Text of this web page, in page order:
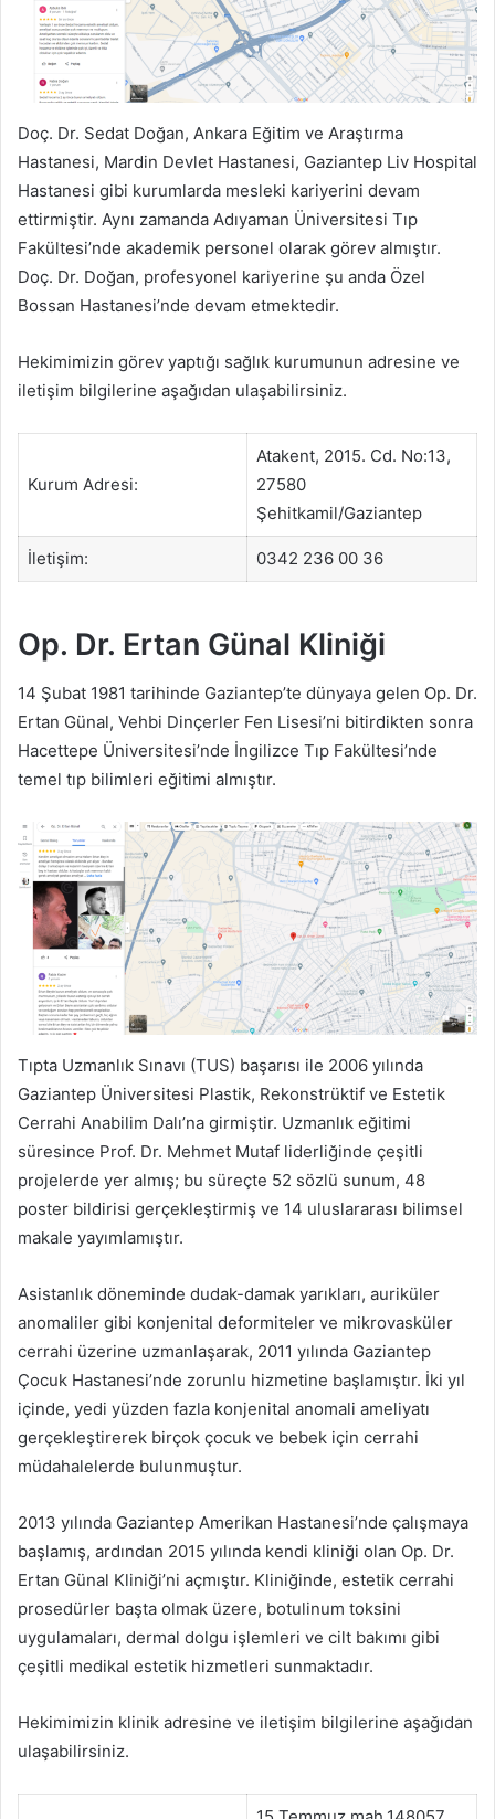
Doç. Dr. Sedat Doğan, Ankara Eğitim ve Araştırma
Hastanesi, Mardin Devlet Hastanesi, Gaziantep Liv Hospital
Hastanesi gibi kurumlarda mesleki kariyerini devam
ettirmiştir. Aynı zamanda Adıyaman Üniversitesi Tıp
Fakültesi’nde akademik personel olarak görev almıştır.
Doç. Dr. Doğan, profesyonel kariyerine şu anda Özel
Bossan Hastanesi’nde devam etmektedir.
Hekimimizin görev yaptığı sağlık kurumunun adresine ve
iletişim bilgilerine aşağıdan ulaşabilirsiniz.
Kurum Adresi:
Atakent, 2015. Cd. No:13,
27580
Şehitkamil/Gaziantep
İletişim: 0342 236 00 36
Op. Dr. Ertan Günal Kliniği
14 Şubat 1981 tarihinde Gaziantep’te dünyaya gelen Op. Dr.
Ertan Günal, Vehbi Dinçerler Fen Lisesi’ni bitirdikten sonra
Hacettepe Üniversitesi’nde İngilizce Tıp Fakültesi’nde
temel tıp bilimleri eğitimi almıştır.
Tıpta Uzmanlık Sınavı (TUS) başarısı ile 2006 yılında
Gaziantep Üniversitesi Plastik, Rekonstrüktif ve Estetik
Cerrahi Anabilim Dalı’na girmiştir. Uzmanlık eğitimi
süresince Prof. Dr. Mehmet Mutaf liderliğinde çeşitli
projelerde yer almış; bu süreçte 52 sözlü sunum, 48
poster bildirisi gerçekleştirmiş ve 14 uluslararası bilimsel
makale yayımlamıştır.
Asistanlık döneminde dudak-damak yarıkları, auriküler
anomaliler gibi konjenital deformiteler ve mikrovasküler
cerrahi üzerine uzmanlaşarak, 2011 yılında Gaziantep
Çocuk Hastanesi’nde zorunlu hizmetine başlamıştır. İki yıl
içinde, yedi yüzden fazla konjenital anomali ameliyatı
gerçekleştirerek birçok çocuk ve bebek için cerrahi
müdahalelerde bulunmuştur.
2013 yılında Gaziantep Amerikan Hastanesi’nde çalışmaya
başlamış, ardından 2015 yılında kendi kliniği olan Op. Dr.
Ertan Günal Kliniği’ni açmıştır. Kliniğinde, estetik cerrahi
prosedürler başta olmak üzere, botulinum toksini
uygulamaları, dermal dolgu işlemleri ve cilt bakımı gibi
çeşitli medikal estetik hizmetleri sunmaktadır.
Hekimimizin klinik adresine ve iletişim bilgilerine aşağıdan
ulaşabilirsiniz.